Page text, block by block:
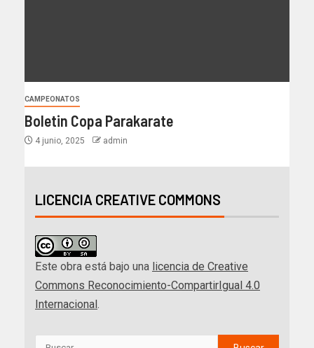
CAMPEONATOS
Boletin Copa Parakarate
4 junio, 2025 admin
LICENCIA CREATIVE COMMONS
Este obra está bajo una licencia de Creative
Commons Reconocimiento-CompartirIgual 4.0
Internacional